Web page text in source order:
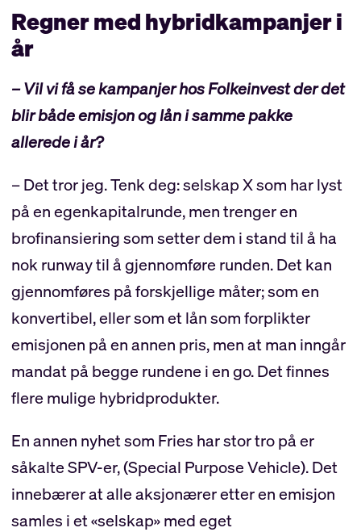
Regner med hybridkampanjer i
år
– Vil vi få se kampanjer hos Folkeinvest der det
blir både emisjon og lån i samme pakke
allerede i år?
– Det tror jeg. Tenk deg: selskap X som har lyst
på en egenkapitalrunde, men trenger en
brofinansiering som setter dem i stand til å ha
nok runway til å gjennomføre runden. Det kan
gjennomføres på forskjellige måter; som en
konvertibel, eller som et lån som forplikter
emisjonen på en annen pris, men at man inngår
mandat på begge rundene i en go. Det finnes
flere mulige hybridprodukter.
En annen nyhet som Fries har stor tro på er
såkalte SPV-er, (Special Purpose Vehicle). Det
innebærer at alle aksjonærer etter en emisjon
samles i et «selskap» med eget